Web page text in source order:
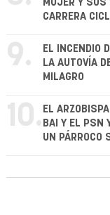
MUJER Y
CARRERA
9.
EL INCENDIO
LA AUTOVÍA
MILAGRO
10. EL
BAI Y EL PSN
UN PÁRROCO